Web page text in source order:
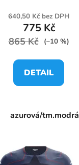
640,50 Kč bez DPH
775 Kč
865 Kč (–10 %)
DETAIL
azurová/tm.modrá